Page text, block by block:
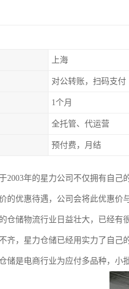
上海
对公转账，扫码支付
1个月
全托管、代运营
预付费，月结
2003年的星力公司不仅拥有自
的优惠待遇，公司会将此优惠价
的仓储物流行业日益壮大，已经
齐，星力仓储已经用实力了自己
储是电商行业为应付多品种，小